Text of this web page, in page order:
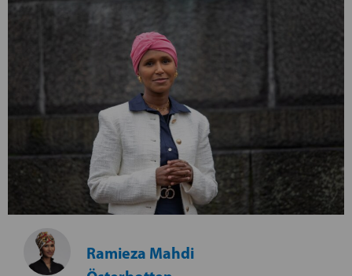
Ramieza Mahdi